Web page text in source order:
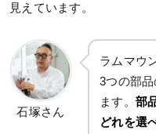
見えています。
石塚さん
ラムマウ
3つの部
ます。 部
どれを選